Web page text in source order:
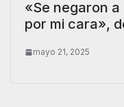
«Se negaron
por mi cara»,
mayo 21, 2025